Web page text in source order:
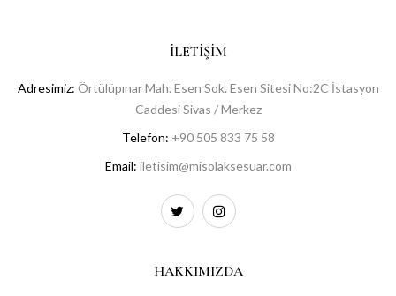
İLETIŞIM
Adresimiz: Örtülüpınar Mah. Esen Sok. Esen Sitesi No:2C İstasyon
Caddesi Sivas / Merkez
Telefon: +90 505 833 75 58
Email: iletisim@misolaksesuar.com
HAKKIMIZDA